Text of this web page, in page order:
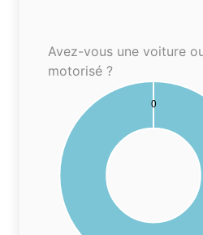
Avez-vous une voiture
motorisé ?